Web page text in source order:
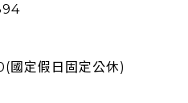
國定假日固定公休)